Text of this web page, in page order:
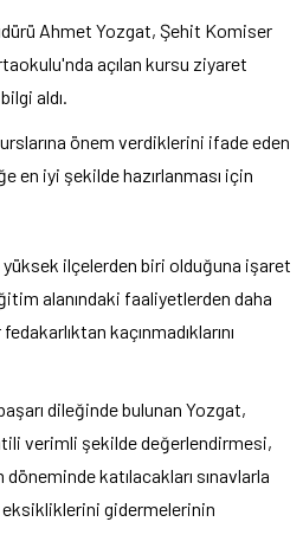
Ahmet Yozgat, Şehit Komiser
açılan kursu ziyaret
aldı.
önem verdiklerini ifade eden
en iyi şekilde hazırlanması için
ilçelerden biri olduğuna işaret
alanındaki faaliyetlerden daha
kaçınmadıklarını
dileğinde bulunan Yozgat,
verimli şekilde değerlendirmesi,
katılacakları sınavlarla
eksikliklerini gidermelerinin